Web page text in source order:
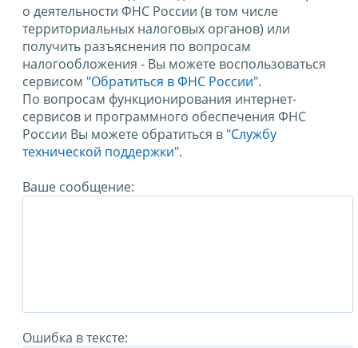
о деятельности ФНС России (в том числе
территориальных налоговых органов) или
получить разъяснения по вопросам
налогообложения - Вы можете воспользоваться
сервисом "Обратиться в ФНС России".
По вопросам функционирования интернет-
сервисов и программного обеспечения ФНС
России Вы можете обратиться в "Службу
технической поддержки".
Ваше сообщение:
Ошибка в тексте: